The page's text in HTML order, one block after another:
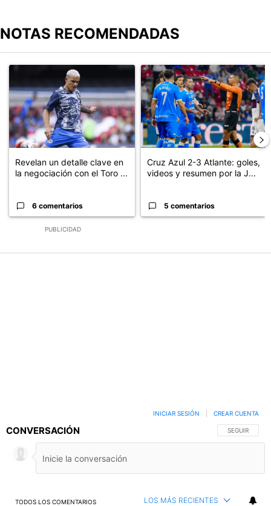
NOTAS RECOMENDADAS
PUBLICIDAD
Un artículo de tendencia con el título "Revelan un detalle clave
Revelan un detalle clave en
la negociación con el Toro ...
6 comentarios
Un artículo de tendencia con el
Cruz Azul 2-3 Atlante: goles,
videos y resumen por la J...
5 comentarios
CONVERSACIÓN SIGA ESTA
SEGUIR
INICIAR SESIÓN CREAR CUENTA
TODOS LOS COMENTARIOS LOS MÁS RECIENTES